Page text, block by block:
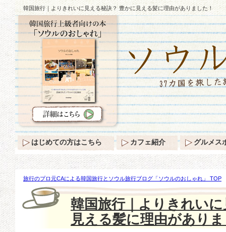
韓国旅行｜よりきれいに見える秘訣？ 豊かに見える髪に理由がありました！
旅行のプロ元CAによる韓国旅行とソウル旅行ブログ「ソウルのおしゃれ」 TOP
訣？ 豊かに見える髪に理由がありました！
韓国旅行｜よりきれい
見える髪に理由があり
はじめての方はこちら カフェ紹介 グルメス